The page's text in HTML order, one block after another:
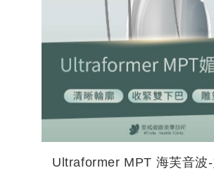
Ultraformer MPT 海芙音波